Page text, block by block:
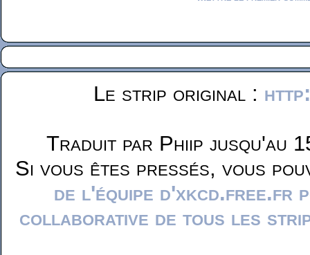
Le strip original :
Traduit par Phiip jusqu'au
Si vous êtes pressés, vous
de l'équipe d'xkcd.free.fr
collaborative de tous les